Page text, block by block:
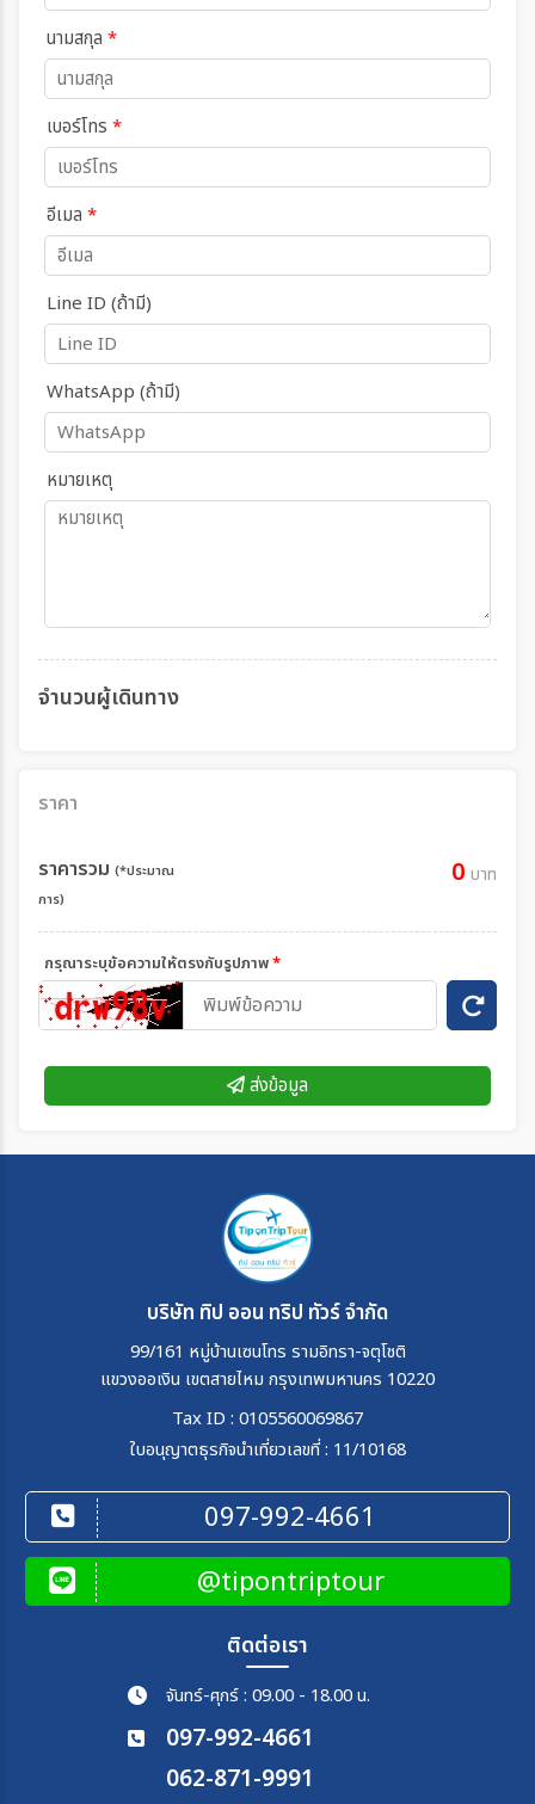
นามสกุล *
เบอร์โทร *
อีเมล *
Line ID (ถ้ามี)
WhatsApp (ถ้ามี)
หมายเหตุ
จำนวนผู้เดินทาง
ราคา
ราคารวม (*ประมาณ
การ)
0 บาท
กรุณาระบุข้อความให้ตรงกับรูปภาพ*
ส่งข้อมูล
บริษัท ทิป ออน ทริป ทัวร์ จำกัด
99/161 หมู่บ้านเซนโทร รามอิทรา-จตุโชติ
แขวงออเงิน เขตสายไหม กรุงเทพมหานคร 10220
Tax ID : 0105560069867
ใบอนุญาตธุรกิจนำเที่ยวเลขที่ : 11/10168
097-992-4661
@tipontriptour
ติดต่อเรา
จันทร์-ศุกร์ : 09.00 - 18.00 น.
097-992-4661
062-871-9991